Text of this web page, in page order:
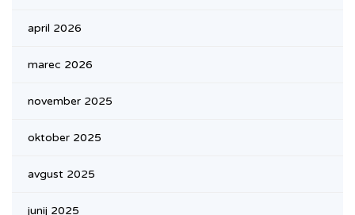
april 2026
marec 2026
november 2025
oktober 2025
avgust 2025
junij 2025